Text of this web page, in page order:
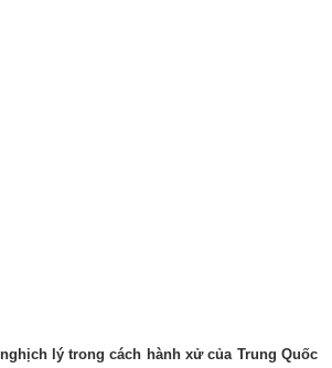
lý trong cách hành xử của Trung Quốc